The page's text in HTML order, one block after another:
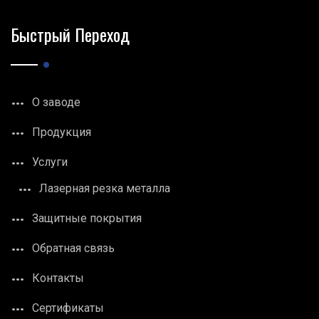
Быстрый Переход
О заводе
Продукция
Услуги
Лазерная резка металла
Защитные покрытия
Обратная связь
Контакты
Сертификаты